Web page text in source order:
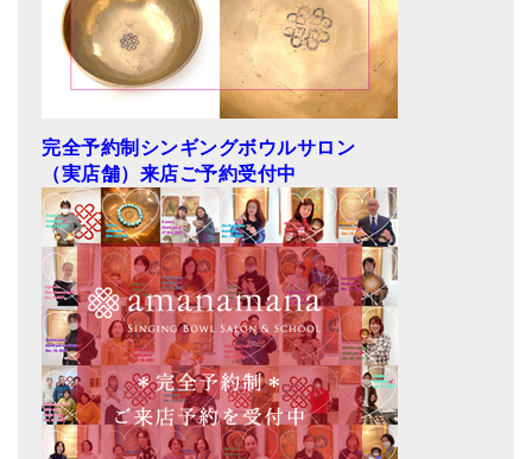
完全予約制シンギングボウルサロン
（実店舗）来店ご予約受付中